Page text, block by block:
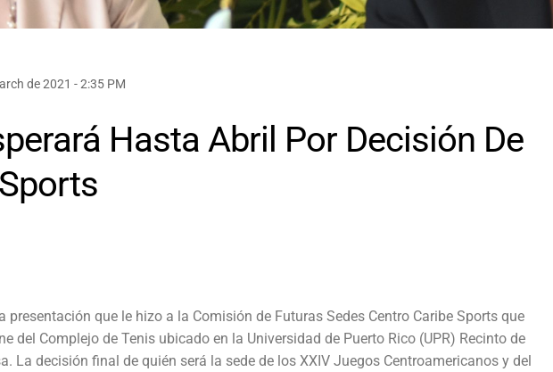
de 2021 - 2:35 PM
Hasta Abril Por Decisión De
que le hizo a la Comisión de Futuras Sedes Centro Caribe Sports que
del Complejo de Tenis ubicado en la Universidad de Puerto Rico (UPR) Recinto de
La decisión final de quién será la sede de los XXIV Juegos Centroamericanos y del